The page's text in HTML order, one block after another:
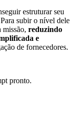
estruturar seu
subir o nível dele
missão, reduzindo
e
de fornecedores.
pronto.